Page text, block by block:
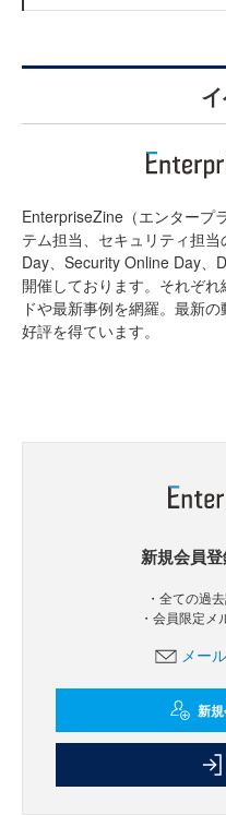
EnterpriseZine（エンタープ
テム担当、セキュリティ担
Day、Security Online Day、
開催しております。それぞ
ドや最新事例を網羅。最新
好評を得ています。
新規会員
・全ての過
・会員限定
メー
新